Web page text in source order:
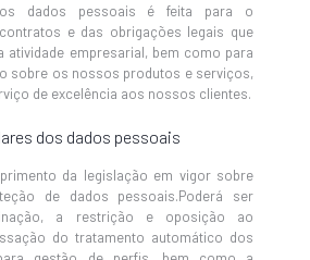
dados pessoais é feita para o
e das obrigações legais que
atividade empresarial, bem como para
sobre os nossos produtos e serviços,
de excelência aos nossos clientes.
dos dados pessoais
da legislação em vigor sobre
de dados pessoais.Poderá ser
a restrição e oposição ao
do tratamento automático dos